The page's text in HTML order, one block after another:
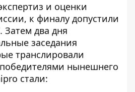
и оценки
к финалу допустили
Затем два дня
заседания
транслировали
нынешнего
стали: